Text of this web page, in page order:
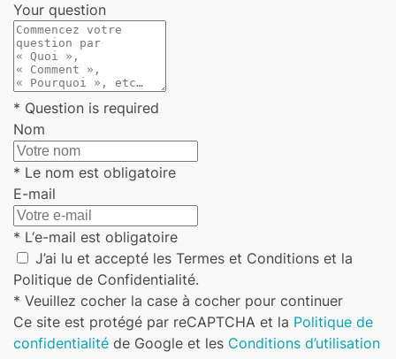
Your question
* Question is required
Nom
* Le nom est obligatoire
E-mail
* L‘e-mail est obligatoire
J’ai lu et accepté les Termes et Conditions et la
Politique de Confidentialité.
* Veuillez cocher la case à cocher pour continuer
Ce site est protégé par reCAPTCHA et la Politique de
confidentialité de Google et les Conditions d’utilisation